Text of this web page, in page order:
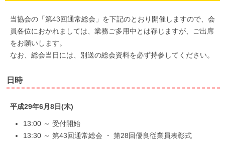
当協会の「第43回通常総会」を下記のとおり開催しますので、会
員各位におかれましては、業務ご多用中とは存じますが、ご出席
をお願いします。
なお、総会当日には、別送の総会資料を必ず持参してください。
日時
平成29年6月8日(木)
13:00 ～ 受付開始
13:30 ～ 第43回通常総会 ・ 第28回優良従業員表彰式